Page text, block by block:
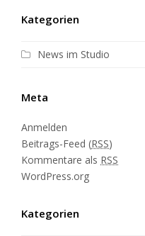
Kategorien
News im Studio
Meta
Anmelden
Beitrags-Feed (RSS)
Kommentare als RSS
WordPress.org
Kategorien